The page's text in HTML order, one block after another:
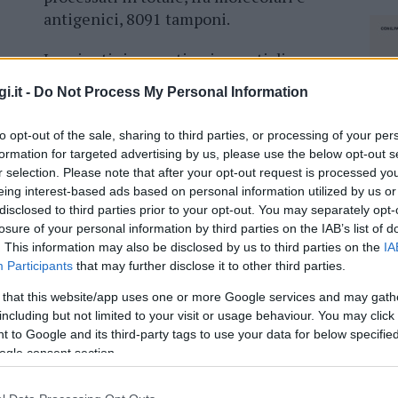
- Do Not Process My Personal Information
opt-out of the sale, sharing to third parties, or processing of your
for targeted advertising by us, please use the below opt-out
selection. Please note that after your opt-out request is processed
interest-based ads based on personal information utilized by us
to third parties prior to your opt-out. You may separately
of your personal information by third parties on the IAB’s list of
This information may also be disclosed by us to third parties on the
Participants that may further disclose it to other third parties.
that this website/app uses one or more Google services and may
but not limited to your visit or usage behaviour. You may
to Google and its third-party tags to use your data for below
consent section.
antigenici, 8091 tamponi.
I pazienti ricoverati nei reparti di
terapia intensiva
sono 10 (+3). I
pazientiricoveratiin area medica sono
sono 25.327 (+1589).
cliccandoqui